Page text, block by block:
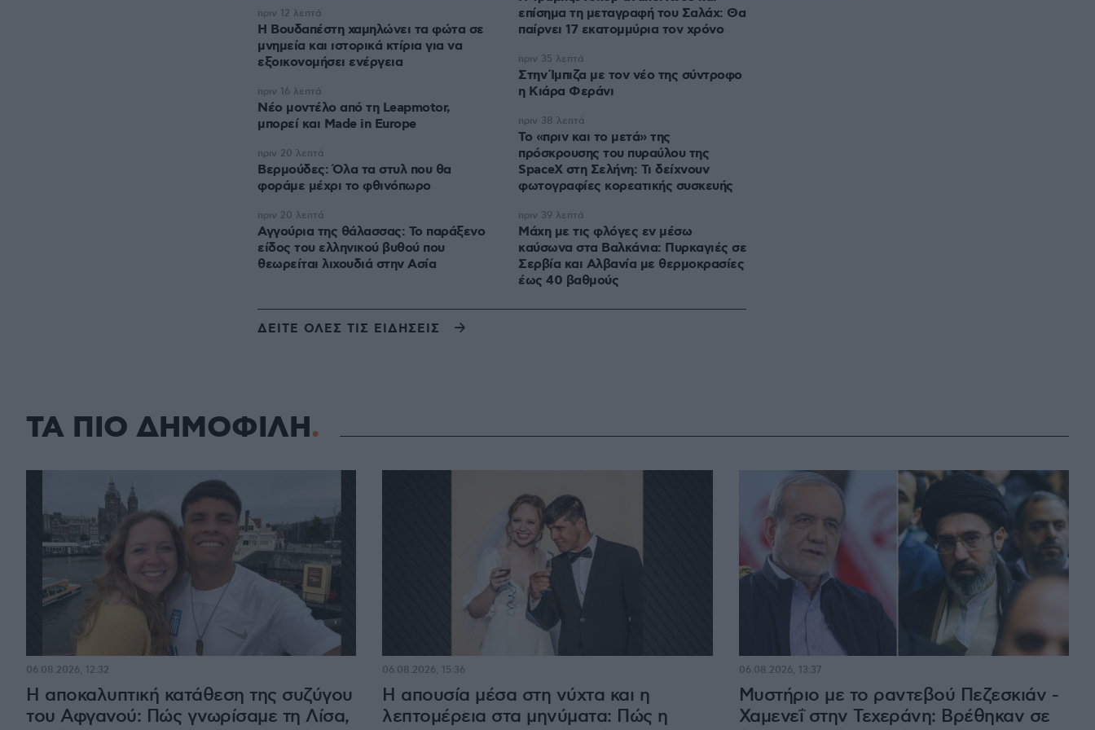
Η Βουδαπέστη χαμηλώνει τα φώτα σε
μνημεία και ιστορικά κτίρια για να
εξοικονομήσει ενέργεια
πριν 12 λεπτά
Νέο μοντέλο από τη Leapmotor,
μπορεί και Made in Europe
πριν 16 λεπτά
Βερμούδες: Όλα τα στυλ που θα
φοράμε μέχρι το φθινόπωρο
πριν 20 λεπτά
Αγγούρια της θάλασσας: Το παράξενο
είδος του ελληνικού βυθού που
θεωρείται λιχουδιά στην Ασία
πριν 20 λεπτά
επίσημα τη μεταγραφή του Σαλάχ: Θα
παίρνει 17 εκατομμύρια τον χρόνο
Στην Ίμπιζα με τον νέο της σύντροφο
η Κιάρα Φεράνι
πριν 35 λεπτά
Το «πριν και το μετά» της
πρόσκρουσης του πυραύλου της
SpaceX στη Σελήνη: Τι δείχνουν
φωτογραφίες κορεατικής συσκευής
πριν 38 λεπτά
Μάχη με τις φλόγες εν μέσω
καύσωνα στα Βαλκάνια: Πυρκαγιές σε
Σερβία και Αλβανία με θερμοκρασίες
έως 40 βαθμούς
πριν 39 λεπτά
ΔΕΙΤΕ ΟΛΕΣ ΤΙΣ ΕΙΔΗΣΕΙΣ
ΤΑ ΠΙΟ ΔΗΜΟΦΙΛΗ
Η αποκαλυπτική κατάθεση της συζύγου
του Αφγανού: Πώς γνωρίσαμε τη Λίσα,
06.08.2026, 12:32
Η απουσία μέσα στη νύχτα και η
λεπτομέρεια στα μηνύματα: Πώς η
06.08.2026, 15:36
Μυστήριο με το ραντεβού Πεζεσκιάν -
Χαμενεΐ στην Τεχεράνη: Βρέθηκαν σε
06.08.2026, 13:37